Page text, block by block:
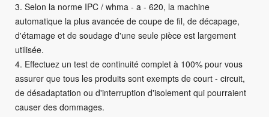
3. Selon la norme IPC / whma - a - 620, la machine
automatique la plus avancée de coupe de fil, de décapage,
d'étamage et de soudage d'une seule pièce est largement
utilisée.
4. Effectuez un test de continuité complet à 100% pour vous
assurer que tous les produits sont exempts de court - circuit,
de désadaptation ou d'interruption d'isolement qui pourraient
causer des dommages.